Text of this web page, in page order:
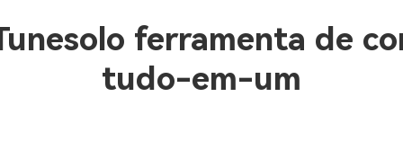
ferramenta de
tudo-em-um